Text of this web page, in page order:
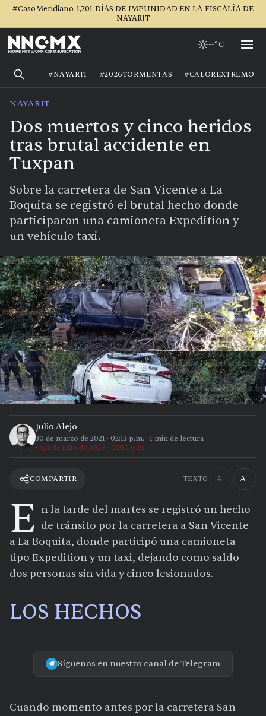
#CasoMeridiano. 1,701 DÍAS DE IMPUNIDAD EN LA FISCALÍA DE
NAYARIT
--°C
#NAYARIT #2026TORMENTAS #CALOREXTREMO
NAYARIT
Dos muertos y cinco heridos
tras brutal accidente en
Tuxpan
Sobre la carretera de San Vicente a La
Boquita se registró el brutal hecho donde
participaron una camioneta Expedition y
un vehículo taxi.
Julio Alejo
30 de marzo de 2021 · 02:13 p.m. · 1 min de lectura
2 de julio de 2026 · 02:10 p.m.
COMPARTIR TEXTO A− A+
E n la tarde del martes se registró un hecho
de tránsito por la carretera a San Vicente
a La Boquita, donde participó una camioneta
tipo Expedition y un taxi, dejando como saldo
dos personas sin vida y cinco lesionados.
LOS HECHOS
Síguenos en nuestro canal de Telegram
Cuando momento antes por la carretera San